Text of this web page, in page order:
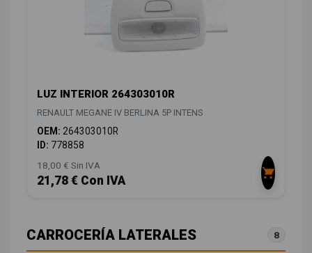
LUZ INTERIOR 264303010R
RENAULT MEGANE IV BERLINA 5P INTENS
OEM: 264303010R
ID: 778858
18,00 € Sin IVA
21,78 € Con IVA
CARROCERÍA LATERALES 8